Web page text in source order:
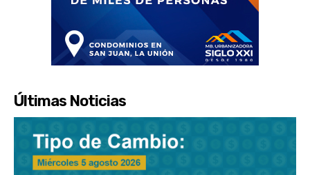
Últimas Noticias